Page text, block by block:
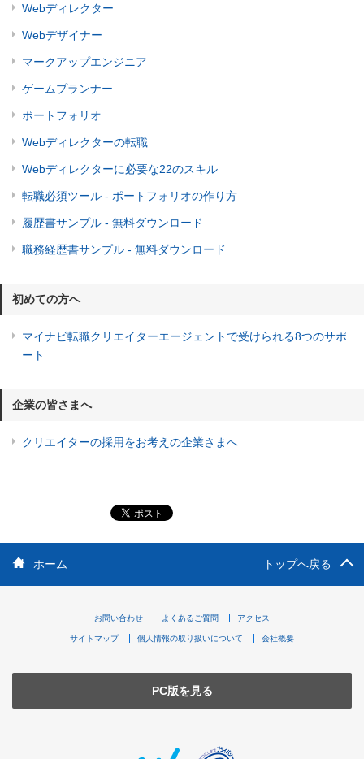
Webディレクター
Webデザイナー
マークアップエンジニア
ゲームプランナー
ポートフォリオ
Webディレクターの転職
Webディレクターに必要な22のスキル
転職必須ツール - ポートフォリオの作り方
履歴書サンプル - 無料ダウンロード
職務経歴書サンプル - 無料ダウンロード
初めての方へ
マイナビ転職クリエイターエージェントで受けられる8つのサポ
ート
企業の皆さまへ
クリエイターの採用をお考えの企業さまへ
ホーム トップへ戻る
お問い合わせ よくあるご質問 アクセス
サイトマップ 個人情報の取り扱いについて 会社概要
PC版を見る